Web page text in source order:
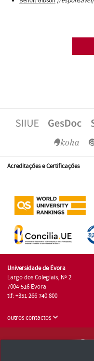
Acreditações e Certificações
Universidade de Évora
Largo dos Colegiais, Nº 2
7004-516 Évora
tlf: +351 266 740 800
outros contactos